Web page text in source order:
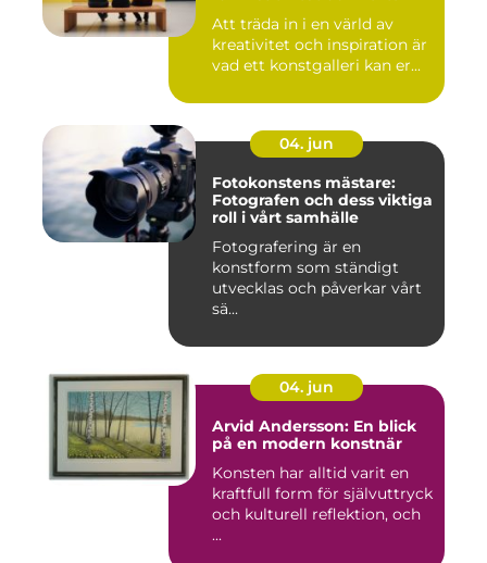
Att träda in i en värld av
kreativitet och inspiration är
vad ett konstgalleri kan er...
04. jun
Fotokonstens mästare:
Fotografen och dess viktiga
roll i vårt samhälle
Fotografering är en
konstform som ständigt
utvecklas och påverkar vårt
sä...
04. jun
Arvid Andersson: En blick
på en modern konstnär
Konsten har alltid varit en
kraftfull form för självuttryck
och kulturell reflektion, och
...